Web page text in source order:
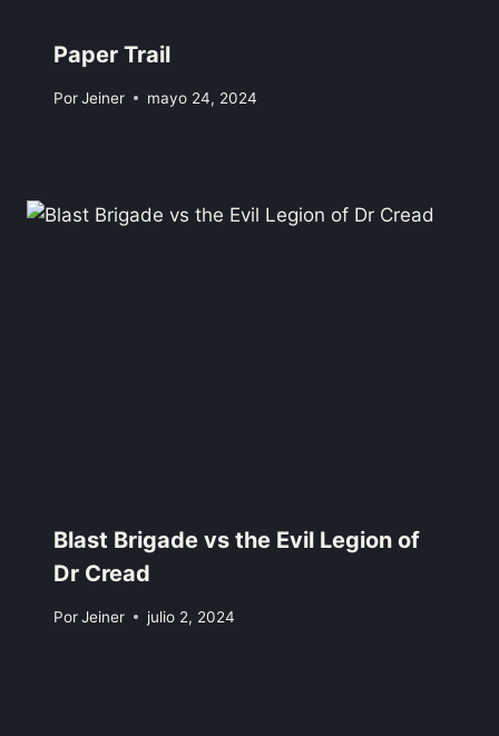
Paper Trail
PorJeiner mayo 24, 2024
Blast Brigade vs the Evil Legion of
Dr Cread
PorJeiner julio 2, 2024